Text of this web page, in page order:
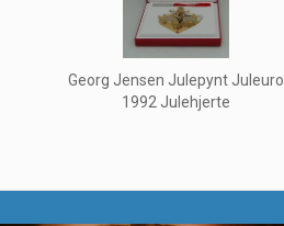
Georg Jensen Julepynt Juleuro
1992 Julehjerte